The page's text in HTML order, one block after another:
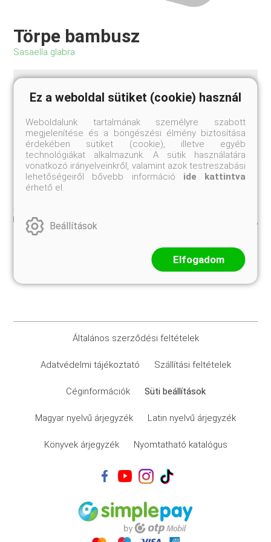
Törpe bambusz
Sasaella glabra
Legfeljebb 1 méteres termetű, jó fagytűrésű, életerős
törpebambusz, mely mutatós, sötétzöld lombú, tömött
szélesek, szegélyek, térhatárolók, vízparti kiültetések
elsőrendű örökzöld növénye!
Jelenleg nem rendelhető
Kiszerelés: K3-5-8
Általános szerződési feltételek
Adatvédelmi tájékoztató Szállítási feltételek
Céginformációk Süti beállítások
Magyar nyelvű árjegyzék Latin nyelvű árjegyzék
Könyvek árjegyzék Nyomtatható katalógus
Ez a weboldal sütiket (cookie) használ
Weboldalunk tartalmának személyre szabott
megjelenítése és a böngészési élmény biztosítása
érdekében sütiket (cookie), illetve egyéb
technológiákat alkalmazunk. A sütik használatára
vonatkozó irányelveinkről, valamint azok testreszabási
lehetőségeiről bővebb információ ide kattintva
érhető el.
Beállítások
Elfogadom